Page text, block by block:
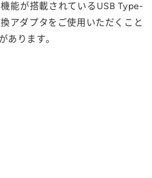
能が搭載されているUSB Type-
アダプタをご使用いただくこと
あります。